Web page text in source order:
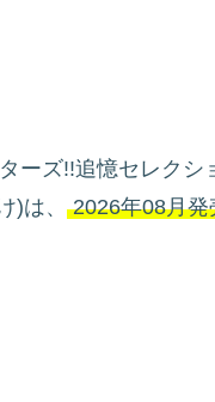
ーズ!!追憶セレクシ
)は、 2026年08月発